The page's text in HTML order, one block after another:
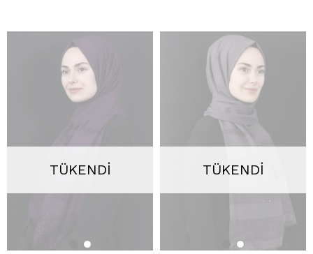
TÜKENDI TÜKENDI